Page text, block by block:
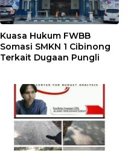
Kuasa Hukum FWBB
Somasi SMKN 1 Cibinong
Terkait Dugaan Pungli